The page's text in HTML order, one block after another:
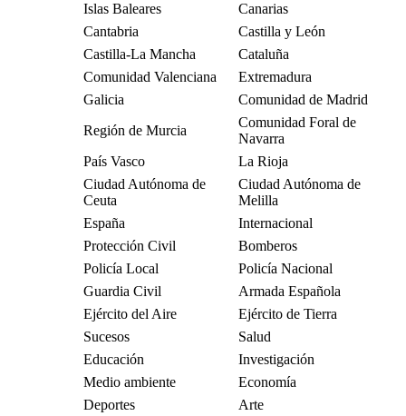
Islas Baleares
Canarias
Cantabria
Castilla y León
Castilla-La Mancha
Cataluña
Comunidad Valenciana
Extremadura
Galicia
Comunidad de Madrid
Región de Murcia
Comunidad Foral de
Navarra
País Vasco
La Rioja
Ciudad Autónoma de
Ceuta
Ciudad Autónoma de
Melilla
España
Internacional
Protección Civil
Bomberos
Policía Local
Policía Nacional
Guardia Civil
Armada Española
Ejército del Aire
Ejército de Tierra
Sucesos
Salud
Educación
Investigación
Medio ambiente
Economía
Deportes
Arte